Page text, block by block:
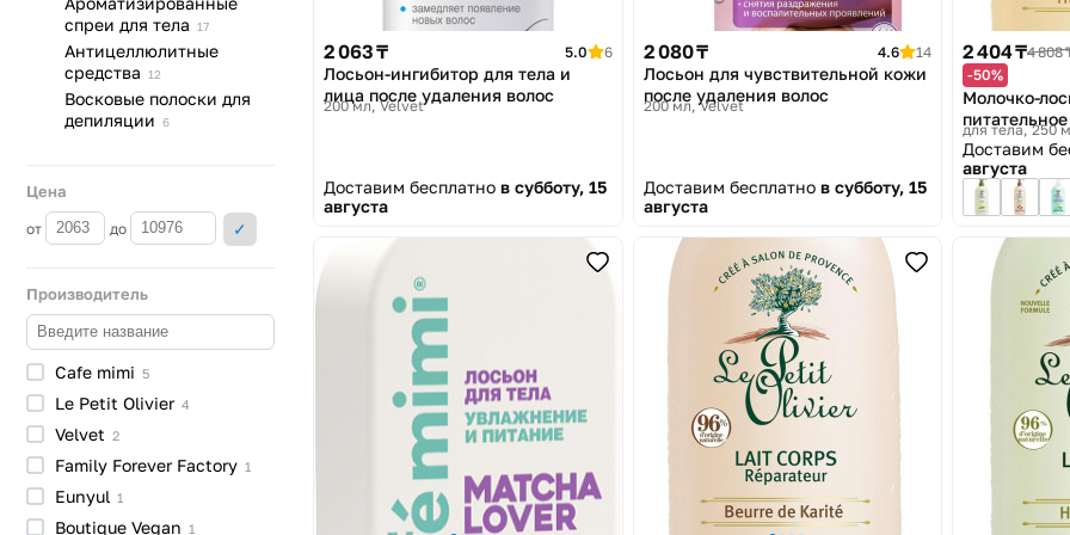
спреи для тела 17
Антицеллюлитные
средства 12
Восковые полоски для
депиляции 6
Цена
от до
Производитель
Cafe mimi 5
Le Petit Olivier 4
Velvet 2
Family Forever Factory 1
Eunyul 1
Boutique Vegan 1
2 063 ₸ 5.0 6
Лосьон-ингибитор для тела и
лица после удаления волос
200 мл Velvet
Доставим бесплатно в субботу, 15
августа
2 080 ₸ 4.6 14
Лосьон для чувствительной кожи
после удаления волос
200 мл Velvet
Доставим бесплатно в субботу, 15
августа
2 404 ₸4 808
-50%
Молочко-
арганы
with Argan
для тела, 250
Доставим
августа